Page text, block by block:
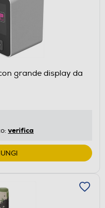
grande display da
verifica